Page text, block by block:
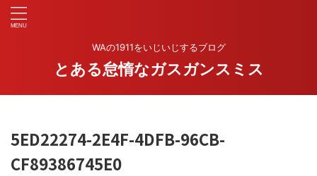
WAの1911をいじいじするブログ
とある怠惰なガスガンスミス
5ED22274-2E4F-4DFB-96CB-
CF89386745E0